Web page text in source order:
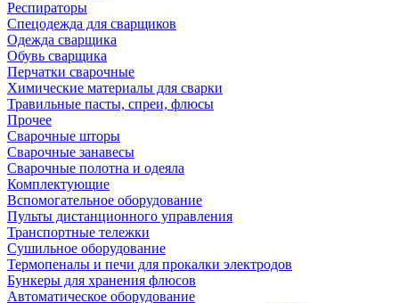
Респираторы
Спецодежда для сварщиков
Одежда сварщика
Обувь сварщика
Перчатки сварочные
Химические материалы для сварки
Травильные пасты, спреи, флюсы
Прочее
Сварочные шторы
Сварочные занавесы
Сварочные полотна и одеяла
Комплектующие
Вспомогательное оборудование
Пульты дистанционного управления
Транспортные тележки
Сушильное оборудование
Термопеналы и печи для прокалки электродов
Бункеры для хранения флюсов
Автоматическое оборудование